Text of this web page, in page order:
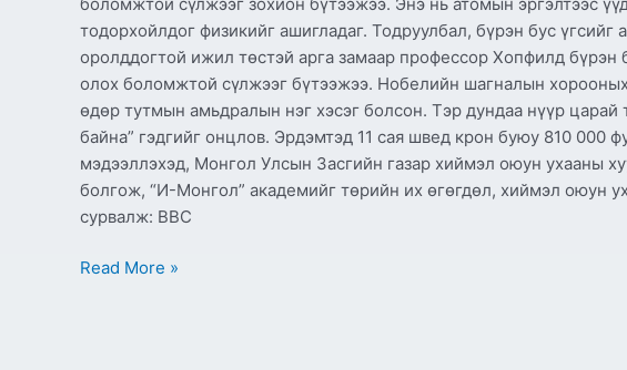
тодорхойлдог физикийг ашигладаг. Тодруулбал, бүрэн бус үгсийг
оролддогтой ижил төстэй арга замаар профессор Хопфилд бүрэн
олох боломжтой сүлжээг бүтээжээ. Нобелийн шагналын
өдөр тутмын амьдралын нэг хэсэг болсон. Тэр дундаа нүүр
байна” гэдгийг онцлов. Эрдэмтэд 11 сая швед крон буюу 810 000
мэдээллэхэд, Монгол Улсын Засгийн газар хиймэл оюун ухааны
болгож, “И-Монгол” академийг төрийн их өгөгдөл, хиймэл оюун
сурвалж: BBC
Read More »